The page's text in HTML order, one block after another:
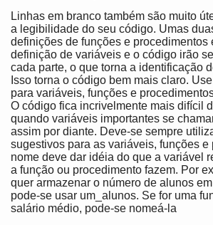
Linhas em branco também são muito
a legibilidade do seu código. Umas
definições de funções e procedimentos
definição de variáveis e o código irão
cada parte, o que torna a identificação
Isso torna o código bem mais claro.
para variáveis, funções e
O código fica incrivelmente mais difícil
quando variáveis importantes se
assim por diante. Deve-se sempre
sugestivos para as variáveis, funções e
nome deve dar idéia do que a variável
a função ou procedimento fazem. Por
quer armazenar o número de alunos
pode-se usar um_alunos. Se for uma
salário médio, pode-se nomeá-la